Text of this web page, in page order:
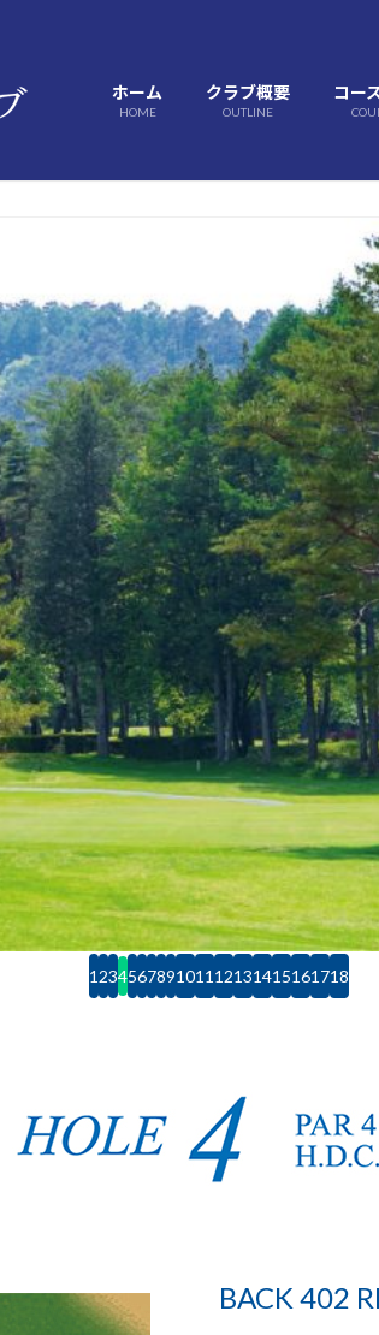
ホーム
HOME
クラブ概要
OUTLINE
コー
1 234567891011 12131415161718
BACK 402